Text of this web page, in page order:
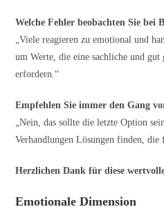
Welche Fehler beobachten Sie bei
„Viele reagieren zu emotional und
um Werte, die eine sachliche und gut
erfordern.“
Empfehlen Sie immer den Gang
„Nein, das sollte die letzte Option
Verhandlungen Lösungen finden, die
Herzlichen Dank für diese
Emotionale Dimension